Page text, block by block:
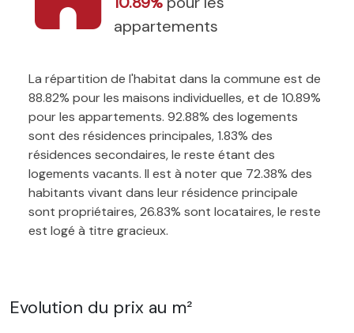
appartements
La répartition de l'habitat dans la commune est de
88.82% pour les maisons individuelles, et de 10.89%
pour les appartements. 92.88% des logements
sont des résidences principales, 1.83% des
résidences secondaires, le reste étant des
logements vacants. Il est à noter que 72.38% des
habitants vivant dans leur résidence principale
sont propriétaires, 26.83% sont locataires, le reste
est logé à titre gracieux.
Evolution du prix au m²